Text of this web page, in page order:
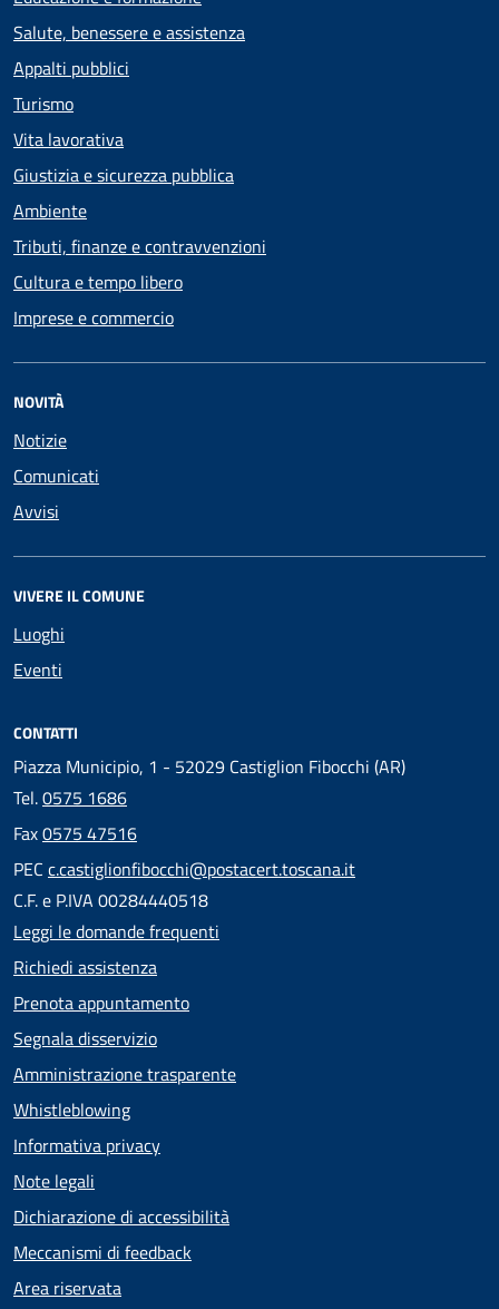
Salute, benessere e assistenza
Appalti pubblici
Turismo
Vita lavorativa
Giustizia e sicurezza pubblica
Ambiente
Tributi, finanze e contravvenzioni
Cultura e tempo libero
Imprese e commercio
NOVITÀ
Notizie
Comunicati
Avvisi
VIVERE IL COMUNE
Luoghi
Eventi
CONTATTI
Piazza Municipio, 1 - 52029 Castiglion Fibocchi (AR)
Tel.0575 1686
Fax0575 47516
PEC c.castiglionfibocchi@postacert.toscana.it
C.F. e P.IVA 00284440518
Leggi le domande frequenti
Richiedi assistenza
Prenota appuntamento
Segnala disservizio
Amministrazione trasparente
Whistleblowing
Informativa privacy
Note legali
Dichiarazione di accessibilità
Meccanismi di feedback
Area riservata